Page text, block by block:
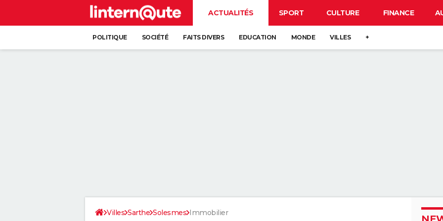
ACTUALITÉS SPORT CULTURE FINANCE
POLITIQUE SOCIÉTÉ FAITS DIVERS EDUCATION MONDE VILLES +
Villes Sarthe Solesmes Immobilier